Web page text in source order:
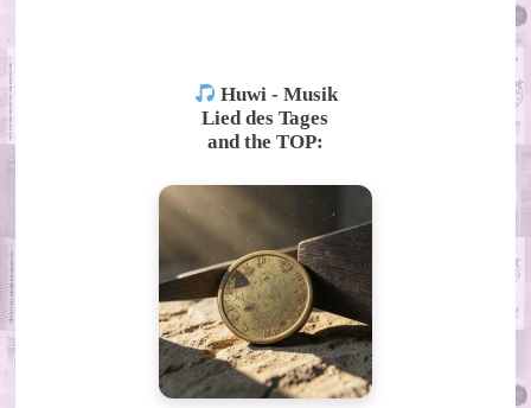
Huwi - Musik
Lied des Tages
and the TOP: